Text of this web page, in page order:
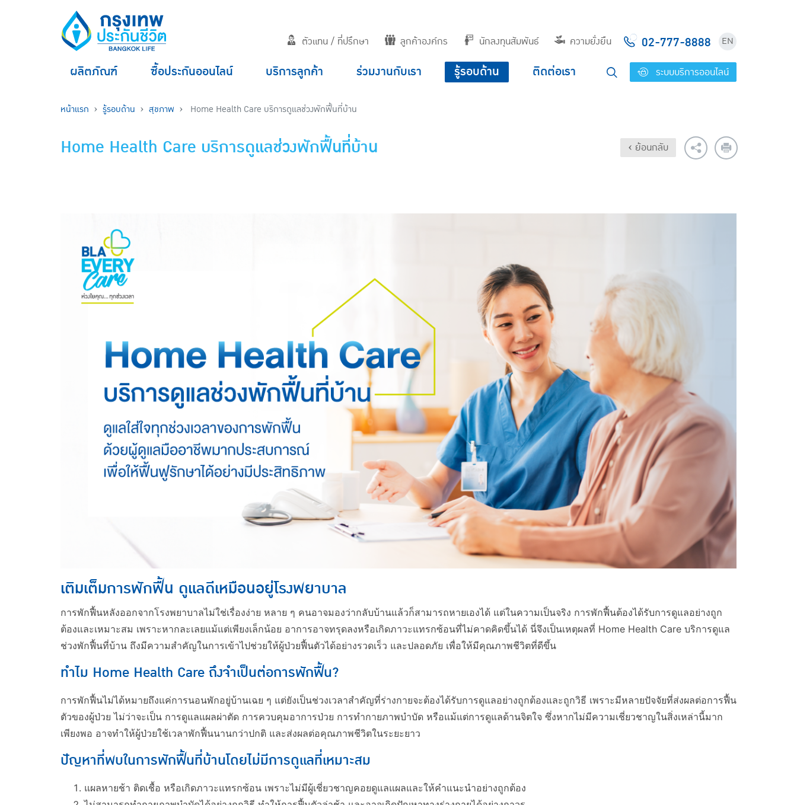
ตัวแทน / ที่ปรึกษา ลูกค้าองค์กร นักลงทุนสัมพันธ์ ความยั่งยืน 02-777-8888 EN
ผลิตภัณฑ์ ซื้อประกันออนไลน์ บริการลูกค้า ร่วมงานกับเรา รู้รอบด้าน ติดต่อเรา ระบบบริการออนไลน์
หน้าแรก รู้รอบด้าน สุขภาพ Home Health Care บริการดูแลช่วงพักฟื้นที่บ้าน
Home Health Care บริการดูแลช่วงพักฟื้นที่บ้าน ‹ ย้อนกลับ
เติมเต็มการพักฟื้น ดูแลดีเหมือนอยู่โรงพยาบาล
การพักฟื้นหลังออกจากโรงพยาบาลไม่ใช่เรื่องง่าย หลาย ๆ คนอาจมองว่ากลับบ้านแล้วก็สามารถหายเองได้ แต่ในความเป็นจริง การพักฟื้นต้องได้รับการดูแลอย่างถูก
ต้องและเหมาะสม เพราะหากละเลยแม้แต่เพียงเล็กน้อย อาการอาจทรุดลงหรือเกิดภาวะแทรกซ้อนที่ไม่คาดคิดขึ้นได้ นี่จึงเป็นเหตุผลที่ Home Health Care บริการดูแล
ช่วงพักฟื้นที่บ้าน ถึงมีความสำคัญในการเข้าไปช่วยให้ผู้ป่วยฟื้นตัวได้อย่างรวดเร็ว และปลอดภัย เพื่อให้มีคุณภาพชีวิตที่ดีขึ้น
ทำไม Home Health Care ถึงจำเป็นต่อการพักฟื้น?
การพักฟื้นไม่ได้หมายถึงแค่การนอนพักอยู่บ้านเฉย ๆ แต่ยังเป็นช่วงเวลาสำคัญที่ร่างกายจะต้องได้รับการดูแลอย่างถูกต้องและถูกวิธี เพราะมีหลายปัจจัยที่ส่งผลต่อการฟื้น
ตัวของผู้ป่วย ไม่ว่าจะเป็น การดูแลแผลผ่าตัด การควบคุมอาการป่วย การทำกายภาพบำบัด หรือแม้แต่การดูแลด้านจิตใจ ซึ่งหากไม่มีความเชี่ยวชาญในสิ่งเหล่านี้มาก
เพียงพอ อาจทำให้ผู้ป่วยใช้เวลาพักฟื้นนานกว่าปกติ และส่งผลต่อคุณภาพชีวิตในระยะยาว
ปัญหาที่พบในการพักฟื้นที่บ้านโดยไม่มีการดูแลที่เหมาะสม
แผลหายช้า ติดเชื้อ หรือเกิดภาวะแทรกซ้อน เพราะไม่มีผู้เชี่ยวชาญคอยดูแลแผลและให้คำแนะนำอย่างถูกต้อง